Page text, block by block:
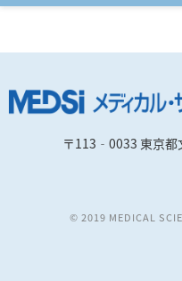
〒113‐0033 東京都
© 2019 MEDICAL